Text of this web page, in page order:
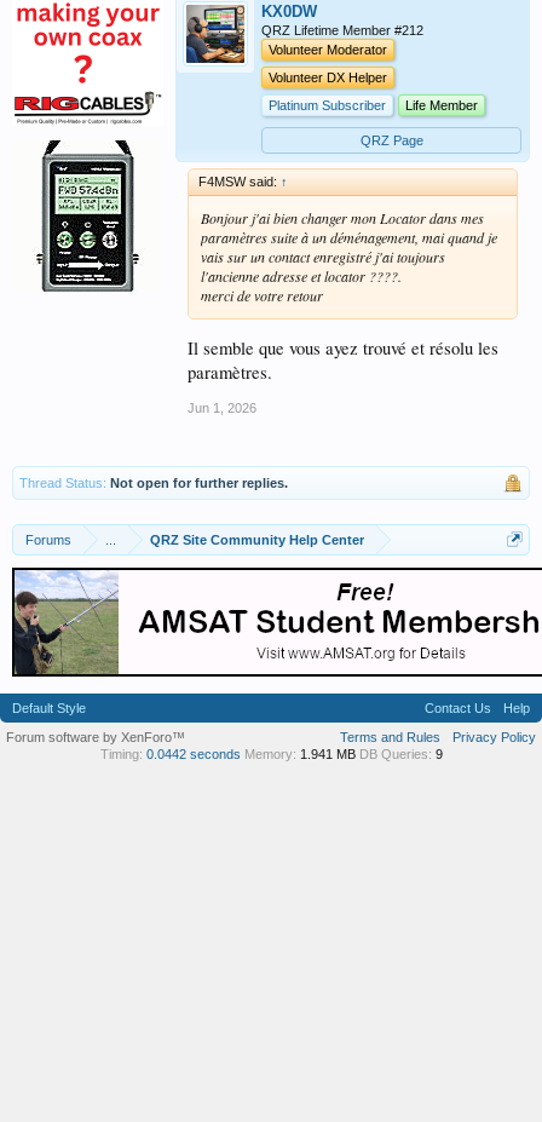
KX0DW
QRZ Lifetime Member #212
Volunteer Moderator
Volunteer DX Helper
Platinum Subscriber
Life Member
QRZ Page
F4MSW said: ↑
Bonjour j'ai bien changer mon Locator dans mes
paramètres suite à un déménagement, mai quand je
vais sur un contact enregistré j'ai toujours
l'ancienne adresse et locator ????.
merci de votre retour
Il semble que vous ayez trouvé et résolu les
paramètres.
Jun 1, 2026
Thread Status: Not open for further replies.
Forums QRZ Site Community Help Center
Default Style Contact Us
Help
Terms and Rules
Privacy Policy
Forum software by XenForo™
Timing: 0.0442 seconds Memory: 1.941 MB DB Queries: 9